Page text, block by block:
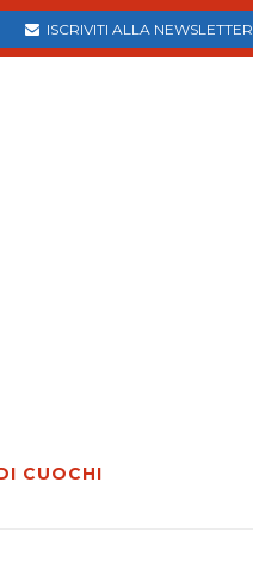
ISCRIVITI ALLA NEWSLETTER
CUOCHI